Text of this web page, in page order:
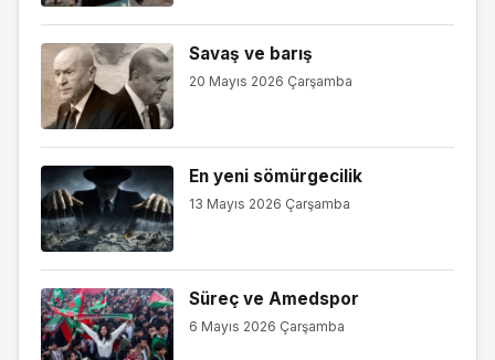
Savaş ve barış
20 Mayıs 2026 Çarşamba
En yeni sömürgecilik
13 Mayıs 2026 Çarşamba
Süreç ve Amedspor
6 Mayıs 2026 Çarşamba